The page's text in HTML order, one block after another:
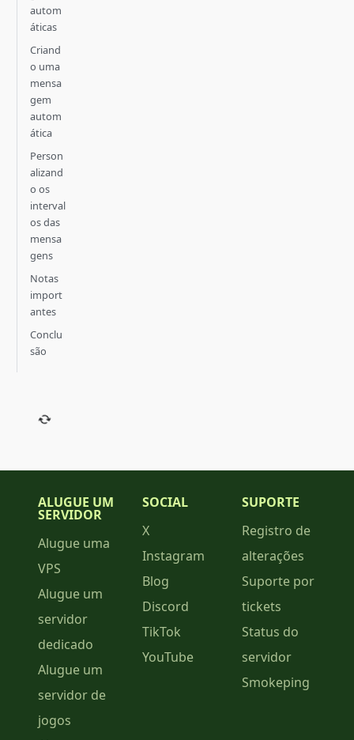
autom
áticas
Criand
o uma
mensa
gem
autom
ática
Person
alizand
o os
interval
os das
mensa
gens
Notas
import
antes
Conclu
são
ALUGUE UM
SERVIDOR
Alugue uma
VPS
Alugue um
servidor
dedicado
Alugue um
servidor de
jogos
SOCIAL
X
Instagram
Blog
Discord
TikTok
YouTube
SUPORTE
Registro de
alterações
Suporte por
tickets
Status do
servidor
Smokeping